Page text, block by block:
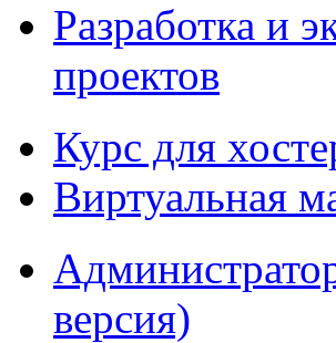
Разработка и
проектов
Курс для
Виртуальная
версия)